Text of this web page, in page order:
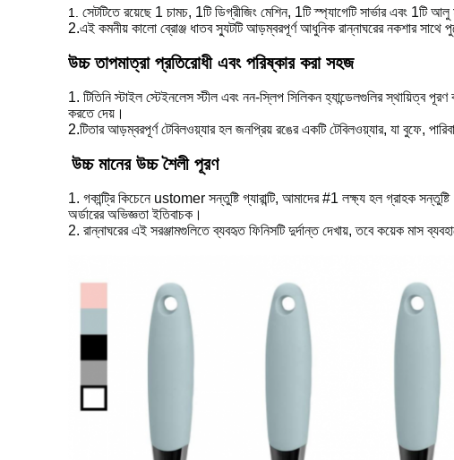
1. সেটটিতে রয়েছে 1 চামচ, 1টি ডিগ্রীজিং মেশিন, 1টি স্প্যাগেটি সার্ভার এবং 1টি
2.এই কমনীয় কালো ব্রোঞ্জ ধাতব স্যুটটি আড়ম্বরপূর্ণ আধুনিক রান্নাঘরের নকশার সাথে
উচ্চ তাপমাত্রা প্রতিরোধী এবং পরিষ্কার করা সহজ
1. টিতিনি স্টাইল স্টেইনলেস স্টীল এবং নন-স্লিপ সিলিকন হ্যান্ডেলগুলির স্থায়িত্ব পূরণ
করতে দেয়।
2.টিতার আড়ম্বরপূর্ণ টেবিলওয়্যার হল জনপ্রিয় রঙের একটি টেবিলওয়্যার, যা বুফে,
উচ্চ মানের উচ্চ শৈলী পূরণ
1. গকান্ট্রি কিচেনে ustomer সন্তুষ্টি গ্যারান্টি, আমাদের #1 লক্ষ্য হল গ্রাহক
অর্ডারের অভিজ্ঞতা ইতিবাচক।
2. রান্নাঘরের এই সরঞ্জামগুলিতে ব্যবহৃত ফিনিসটি দুর্দান্ত দেখায়, তবে কয়েক মাস